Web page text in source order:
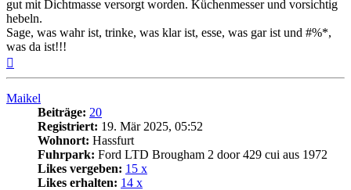
gut mit Dichtmasse versorgt worden. Küchenmesser und vorsichtig
hebeln.
Sage, was wahr ist, trinke, was klar ist, esse, was gar ist und #%*,
was da ist!!!
Maikel
Beiträge: 20
Registriert: 19. Mär 2025, 05:52
Wohnort: Hassfurt
Fuhrpark: Ford LTD Brougham 2 door 429 cui aus 1972
Likes vergeben: 15 x
Likes erhalten: 14 x